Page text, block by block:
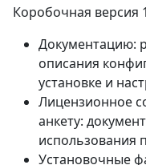
Коробочная версия
Документацию:
описания
установке и
Лицензионное
анкету:
использования
Установочные